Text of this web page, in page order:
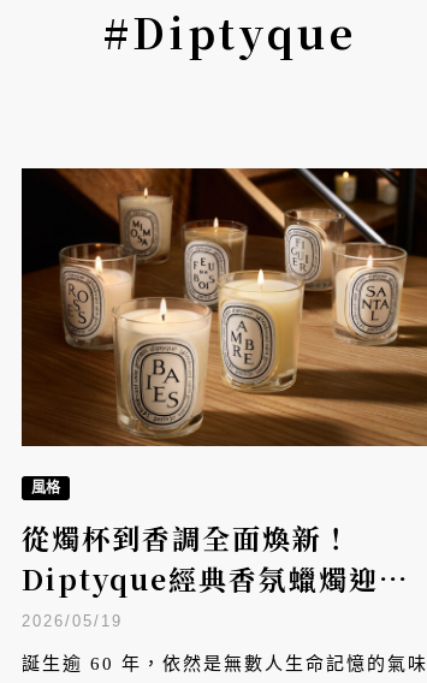
#Diptyque
風格
從燭杯到香調全面煥新！
Diptyque經典香氛蠟燭迎來
全新改版與5款新香
2026/05/19
誕生逾 60 年，依然是無數人生命記憶的氣味